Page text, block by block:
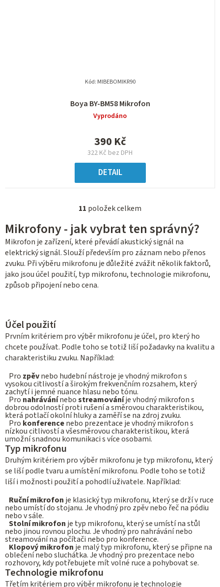
Boya BY-BM58 Mikrofon
Vyprodáno
322 Kč bez DPH
390 Kč
DETAIL
Kód: MIBEBOMIKR90
O
v
l
á
d
a
v
k
y
ý
p
i
s
u
11 položek celkem
Mikrofony - jak vybrat ten správný?
Mikrofon je zařízení, které převádí akustický signál na
elektrický signál. Slouží především pro záznam nebo přenos
zvuku. Při výběru mikrofonu je důležité zvážit několik faktorů,
jako jsou účel použití, typ mikrofonu, technologie mikrofonu,
způsob připojení nebo cena.
Účel použití
Prvním kritériem pro výběr mikrofonu je účel, pro který ho
chcete používat. Podle toho se totiž liší požadavky na kvalitu a
charakteristiku zvuku. Například:
Pro zpěvnebo hudební nástroje je vhodný mikrofon s
vysokou citlivostí a širokým frekvenčním rozsahem, který
zachytí i jemné nuance hlasu nebo tónu.
Pro nahrávánínebostreamováníje vhodný mikrofon s
dobrou odolností proti rušení a směrovou charakteristikou,
která potlačí okolní hluky a zaměří se na zdroj zvuku.
Pro konferencenebo prezentace je vhodný mikrofon s
nízkou citlivostí a všesměrovou charakteristikou, která
umožní snadnou komunikaci s více osobami.
Typ mikrofonu
Druhým kritériem pro výběr mikrofonu je typ mikrofonu, který
se liší podle tvaru a umístění mikrofonu. Podle toho se totiž
liší i možnosti použití a pohodlí uživatele. Například:
Ruční mikrofon je klasický typ mikrofonu, který se drží v ruce
nebo umístí do stojanu. Je vhodný pro zpěv nebo řeč na pódiu
nebo v sále.
Stolní mikrofon je typ mikrofonu, který se umístí na stůl
nebo jinou rovnou plochu. Je vhodný pro nahrávání nebo
streamování na počítači nebo pro konference.
Klopový mikrofon je malý typ mikrofonu, který se připne na
oblečení nebo sluchátka. Je vhodný pro prezentace nebo
rozhovory, kdy potřebujete mít volné ruce a pohybovat se.
Technologie mikrofonu
Třetím kritériem pro výběr mikrofonu je technologie